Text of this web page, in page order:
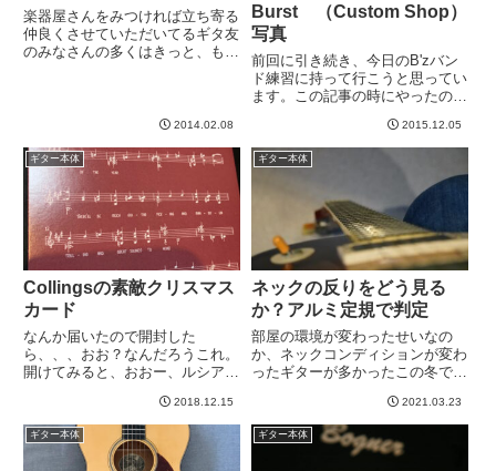
楽器屋さんをみつければ立ち寄る
仲良くさせていただいてるギタ友
のみなさんの多くはきっと、もう
楽器店があったのでのぞきにいき
っ...
2014.02.08
Burst （Custom Shop）
写真
前回に引き続き、今日のB'zバン
ド練習に持って行こうと思ってい
ます。この記事の時にやったので
って壊れそうなウッドデッキを背
景に撮影するとなんとなく様子が
いいということに味をしめて、黒
ペリーで撮影。黒すぎるか。い...
2015.12.05
ギター本体
Collingsの素敵クリスマス
カード
なんか届いたので開封した
ら、、、おお？なんだろうこれ。
開けてみると、おおー、ルシアー
でしょうか？これはなんかほっこ
りしますね。きっと相当な枚数あ
るだろうから大変だったと思う
し、しかもわざわざ海外から発
2018.12.15
ギター本体
ネックの反りをどう見る
か？アルミ定規で判定
部屋の環境が変わったせいなの
か、ネックコンディションが変わ
ったギターが多かったこの冬で
ないのですが、はっきり「コンデ
ィション悪化した」と感じるほど
ではないことが多かったです。自
分が鈍感なだけというのもあると
2021.03.23
ギター本体 ギター本体